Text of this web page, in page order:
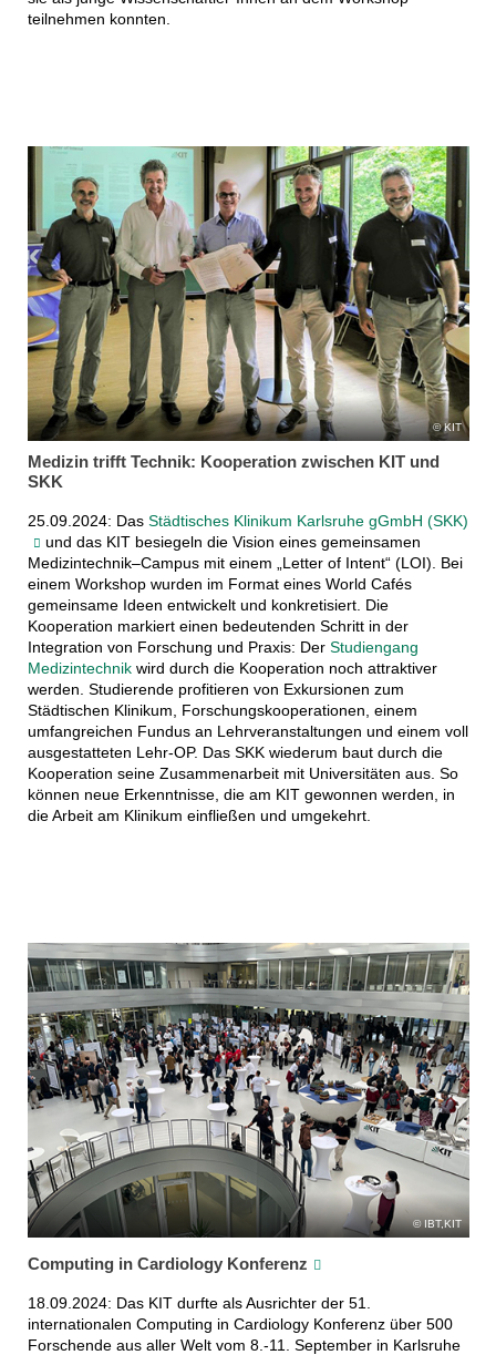
teilnehmen konnten.
KIT
Medizin trifft Technik: Kooperation zwischen KIT und
SKK
25.09.2024: Das Städtisches Klinikum Karlsruhe gGmbH (SKK)
und das KIT besiegeln die Vision eines gemeinsamen
Medizintechnik–Campus mit einem „Letter of Intent“ (LOI). Bei
einem Workshop wurden im Format eines World Cafés
gemeinsame Ideen entwickelt und konkretisiert. Die
Kooperation markiert einen bedeutenden Schritt in der
Integration von Forschung und Praxis: Der Studiengang
Medizintechnikwird durch die Kooperation noch attraktiver
werden. Studierende profitieren von Exkursionen zum
Städtischen Klinikum, Forschungskooperationen, einem
umfangreichen Fundus an Lehrveranstaltungen und einem voll
ausgestatteten Lehr-OP. Das SKK wiederum baut durch die
Kooperation seine Zusammenarbeit mit Universitäten aus. So
können neue Erkenntnisse, die am KIT gewonnen werden, in
die Arbeit am Klinikum einfließen und umgekehrt.
IBT,KIT
Computing in Cardiology Konferenz
18.09.2024: Das KIT durfte als Ausrichter der 51.
internationalen Computing in Cardiology Konferenz über 500
Forschende aus aller Welt vom 8.-11. September in Karlsruhe